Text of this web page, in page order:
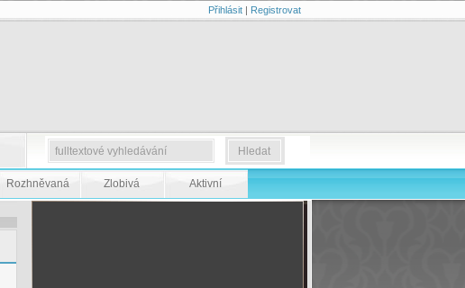
Přihlásit| Registrovat
Rozhněvaná Zlobivá Aktivní